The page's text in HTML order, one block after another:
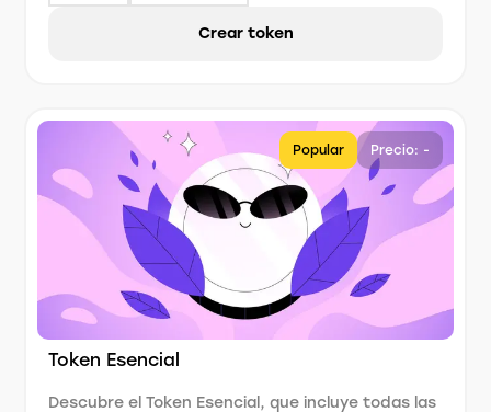
Crear token
Popular Precio: -
Token Esencial
Descubre el Token Esencial, que incluye todas las